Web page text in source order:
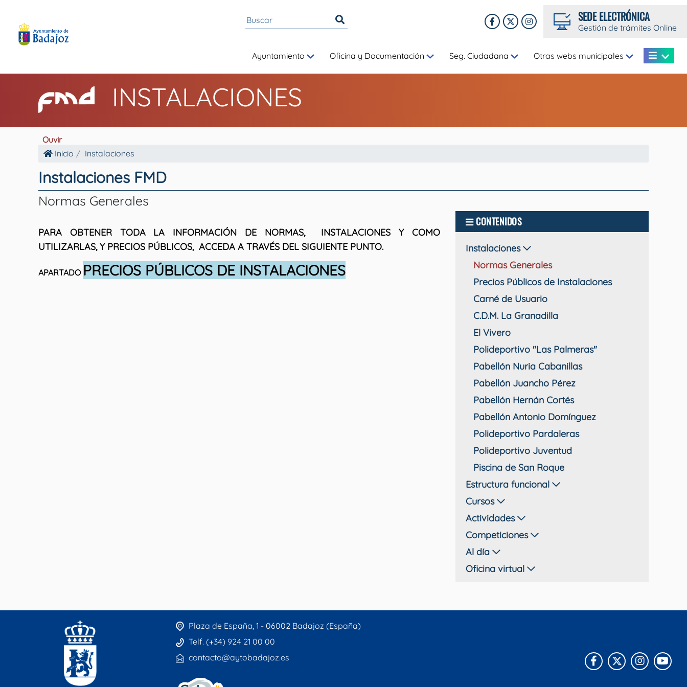
SEDE ELECTRÓNICA
Gestión de trámites Online
Ayuntamiento Oficina y Documentación Seg. Ciudadana Otras webs municipales
INSTALACIONES
Ouvir
Inicio
Instalaciones
Instalaciones FMD
Normas Generales
PARA OBTENER TODA LA INFORMACIÓN DE NORMAS, INSTALACIONES Y COMO
UTILIZARLAS, Y PRECIOS PÚBLICOS, ACCEDA A TRAVÉS DEL SIGUIENTE PUNTO.
APARTADO PRECIOS PÚBLICOS DE INSTALACIONES
CONTENIDOS
Instalaciones
Normas Generales
Precios Públicos de Instalaciones
Carné de Usuario
C.D.M. La Granadilla
El Vivero
Polideportivo "Las Palmeras"
Pabellón Nuria Cabanillas
Pabellón Juancho Pérez
Pabellón Hernán Cortés
Pabellón Antonio Domínguez
Polideportivo Pardaleras
Polideportivo Juventud
Piscina de San Roque
Estructura funcional
Cursos
Actividades
Competiciones
Al día
Oficina virtual
Plaza de España, 1 - 06002 Badajoz (España)
Telf. (+34) 924 21 00 00
contacto@aytobadajoz.es
Facebook
X